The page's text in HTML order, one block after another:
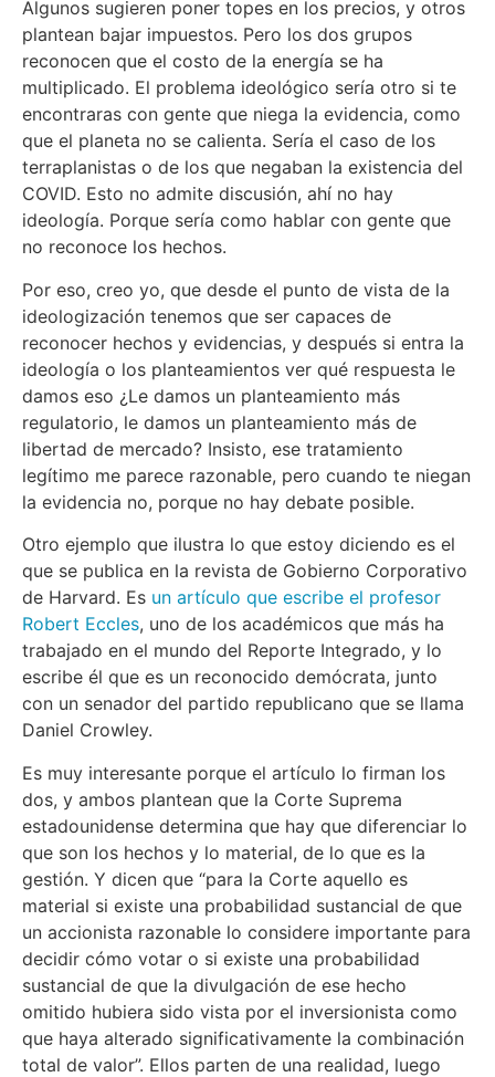
Algunos sugieren poner topes en los precios, y otros
plantean bajar impuestos. Pero los dos grupos
reconocen que el costo de la energía se ha
multiplicado. El problema ideológico sería otro si te
encontraras con gente que niega la evidencia, como
que el planeta no se calienta. Sería el caso de los
terraplanistas o de los que negaban la existencia del
COVID. Esto no admite discusión, ahí no hay
ideología. Porque sería como hablar con gente que
no reconoce los hechos.
Por eso, creo yo, que desde el punto de vista de la
ideologización tenemos que ser capaces de
reconocer hechos y evidencias, y después si entra la
ideología o los planteamientos ver qué respuesta le
damos eso ¿Le damos un planteamiento más
regulatorio, le damos un planteamiento más de
libertad de mercado? Insisto, ese tratamiento
legítimo me parece razonable, pero cuando te niegan
la evidencia no, porque no hay debate posible.
Otro ejemplo que ilustra lo que estoy diciendo es el
que se publica en la revista de Gobierno Corporativo
de Harvard. Es un artículo que escribe el profesor
Robert Eccles, uno de los académicos que más ha
trabajado en el mundo del Reporte Integrado, y lo
escribe él que es un reconocido demócrata, junto
con un senador del partido republicano que se llama
Daniel Crowley.
Es muy interesante porque el artículo lo firman los
dos, y ambos plantean que la Corte Suprema
estadounidense determina que hay que diferenciar lo
que son los hechos y lo material, de lo que es la
gestión. Y dicen que “para la Corte aquello es
material si existe una probabilidad sustancial de que
un accionista razonable lo considere importante para
decidir cómo votar o si existe una probabilidad
sustancial de que la divulgación de ese hecho
omitido hubiera sido vista por el inversionista como
que haya alterado significativamente la combinación
total de valor”. Ellos parten de una realidad, luego